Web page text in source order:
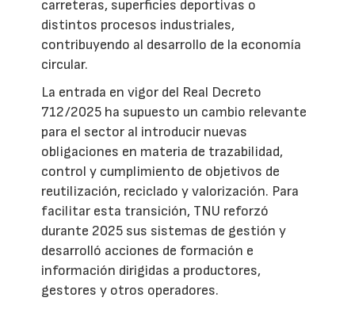
carreteras, superficies deportivas o
distintos procesos industriales,
contribuyendo al desarrollo de la economía
circular.
La entrada en vigor del Real Decreto
712/2025 ha supuesto un cambio relevante
para el sector al introducir nuevas
obligaciones en materia de trazabilidad,
control y cumplimiento de objetivos de
reutilización, reciclado y valorización. Para
facilitar esta transición, TNU reforzó
durante 2025 sus sistemas de gestión y
desarrolló acciones de formación e
información dirigidas a productores,
gestores y otros operadores.